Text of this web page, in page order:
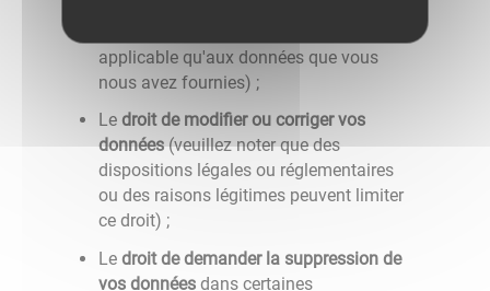
applicable qu'aux données que vous
nous avez fournies) ;
Le droit de modifier ou corriger vos
données(veuillez noter que des
dispositions légales ou réglementaires
ou des raisons légitimes peuvent limiter
ce droit) ;
Ledroit de demander la suppression de
vos données dans certaines